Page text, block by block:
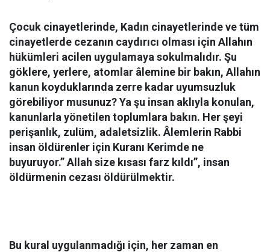
Çocuk cinayetlerinde, Kadın cinayetlerinde ve tüm
cinayetlerde cezanın caydırıcı olması için Allahın
hükümleri acilen uygulamaya sokulmalıdır. Şu
göklere, yerlere, atomlar âlemine bir bakın, Allahın
kanun koyduklarında zerre kadar uyumsuzluk
görebiliyor musunuz? Ya şu insan aklıyla konulan,
kanunlarla yönetilen toplumlara bakın. Her şeyi
perişanlık, zulüm, adaletsizlik. Âlemlerin Rabbi
insan öldürenler için Kuranı Kerimde ne
buyuruyor.” Allah size kısası farz kıldı”, insan
öldürmenin cezası öldürülmektir.
Bu kural uygulanmadığı için, her zaman en